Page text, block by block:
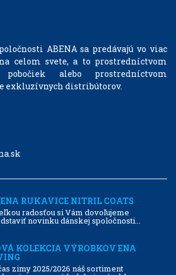
ABENA sa predávajú vo viac
celom svete, a to prostredníctvom
alebo prostredníctvom
exkluzívnych distribútorov.
RUKAVICE NITRIL COATS
radosťou si Vám dovoľujeme
novinku dánskej spoločnosti...
KOLEKCIA VÝROBKOV ENA
zimy 2025/2026 náš sortiment